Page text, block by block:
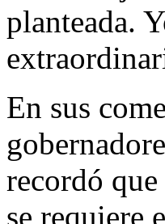
planteada.
En sus
recordó
se requiere